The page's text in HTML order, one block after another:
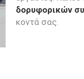
δορυφορικών
κοντά σας.